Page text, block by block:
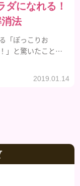
ダになれる！
法
「ぽっこりお
」と驚いたことも
のボディラインを
2019.01.14